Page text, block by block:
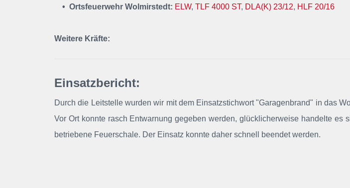
• Ortsfeuerwehr Wolmirstedt: ELW, TLF 4000 ST, DLA(K) 23/12, HLF 20/16
Weitere Kräfte:
Einsatzbericht:
Durch die Leitstelle wurden wir mit dem Einsatzstichwort "Garagenbrand" in das
Vor Ort konnte rasch Entwarnung gegeben werden, glücklicherweise handelte es
betriebene Feuerschale. Der Einsatz konnte daher schnell beendet werden.